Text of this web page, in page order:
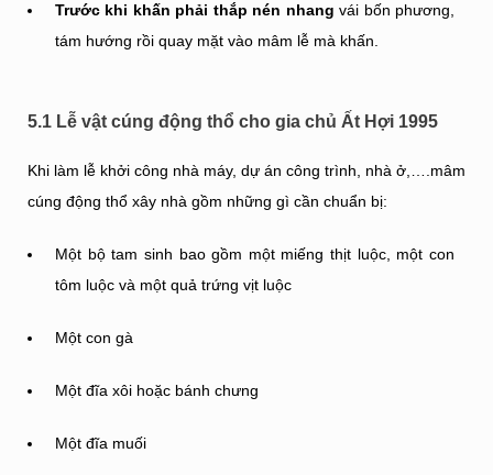
Trước khi khấn phải thắp nén nhang vái bốn phương,
tám hướng rồi quay mặt vào mâm lễ mà khấn.
5.1 Lễ vật cúng động thổ cho gia chủ Ất Hợi 1995
Khi làm lễ khởi công nhà máy, dự án công trình, nhà ở,….mâm
cúng động thổ xây nhà gồm những gì cần chuẩn bị:
Một bộ tam sinh bao gồm một miếng thịt luộc, một con
tôm luộc và một quả trứng vịt luộc
Một con gà
Một đĩa xôi hoặc bánh chưng
Một đĩa muối